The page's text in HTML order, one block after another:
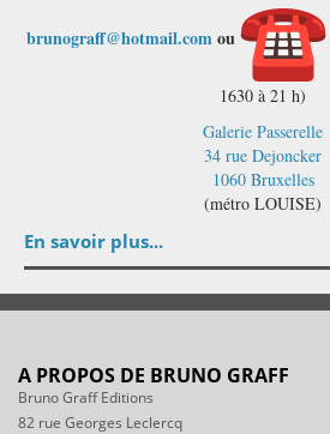
brunograff@hotmail.comou
1630 à 21 h)
Galerie Passerelle
34 rue Dejoncker
1060 Bruxelles
(métro LOUISE)
En savoir plus...
A PROPOS DE BRUNO GRAFF
Bruno Graff Editions
82 rue Georges Leclercq